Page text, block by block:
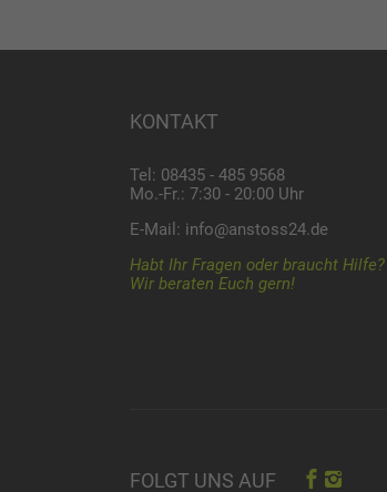
KONTAKT
Tel: 08435 - 485 9568
Mo.-Fr.: 7:30 - 20:00 Uhr
E-Mail: info@anstoss24.de
Habt Ihr Fragen oder braucht Hilfe?
Wir beraten Euch gern!
FOLGT UNS AUF